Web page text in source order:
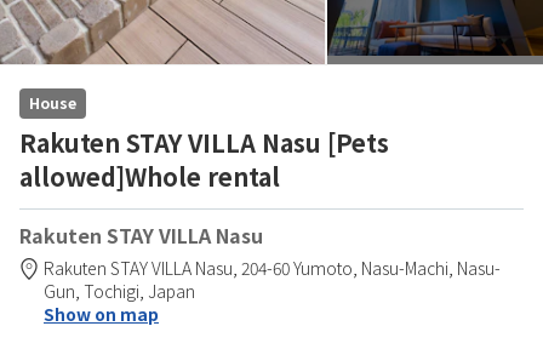
House
Rakuten STAY VILLA Nasu [Pets
allowed]Whole rental
Rakuten STAY VILLA Nasu
Rakuten STAY VILLA Nasu, 204-60 Yumoto, Nasu-Machi, Nasu-
Gun, Tochigi, Japan
Show on map